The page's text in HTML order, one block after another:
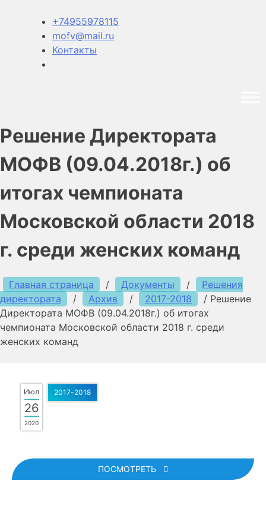
+74955978115
mofv@mail.ru
Контакты
Решение Директората
МОФВ (09.04.2018г.) об
итогах чемпионата
Московской области 2018
г. среди женских команд
Главная страница / Документы /
Решения
директората
/ Архив / 2017-2018 / Решение
Директората МОФВ (09.04.2018г.) об итогах
чемпионата Московской области 2018 г. среди
женских команд
Июл
26
2020
2017-2018
ПОСМОТРЕТЬ